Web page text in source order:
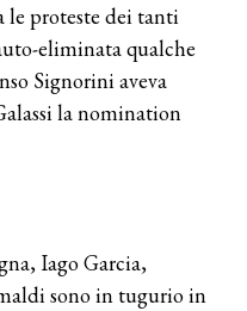
le proteste dei tanti
eliminata qualche
Signorini aveva
la nomination
Iago Garcia,
sono in tugurio in